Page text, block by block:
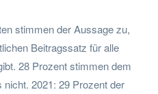
stimmen der Aussage zu,
Beitragssatz für alle
28 Prozent stimmen dem
2021: 29 Prozent der